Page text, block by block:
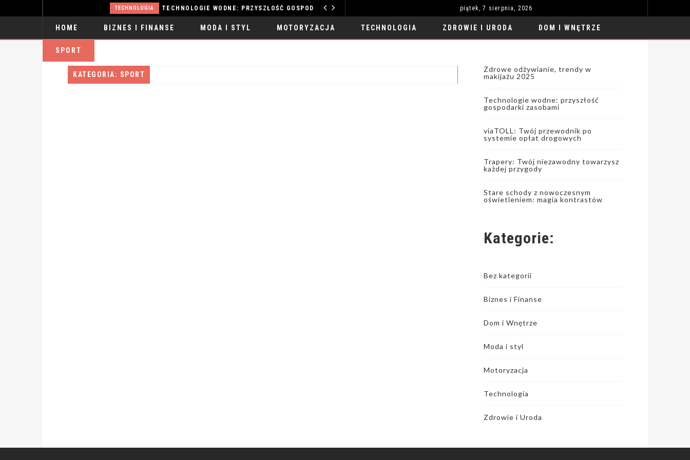
TECHNOLOGIA TECHNOLOGIE WODNE: PRZYSZŁOŚĆ GOSPODARKI ZASOBAMI piątek, 7 sierpnia, 2026
HOME BIZNES I FINANSE MODA I STYL MOTORYZACJA TECHNOLOGIA ZDROWIE I URODA DOM I WNĘTRZE
SPORT
KATEGORIA: SPORT
Zdrowe odżywianie, trendy w
makijażu 2025
Technologie wodne: przyszłość
gospodarki zasobami
viaTOLL: Twój przewodnik po
systemie opłat drogowych
Trapery: Twój niezawodny towarzysz
każdej przygody
Stare schody z nowoczesnym
oświetleniem: magia kontrastów
Kategorie:
Bez kategorii
Biznes i Finanse
Dom i Wnętrze
Moda i styl
Motoryzacja
Technologia
Zdrowie i Uroda